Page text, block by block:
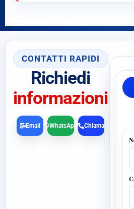
CONTATTI RAPIDI
Richiedi
informazioni
Chiama
Email WhatsApp